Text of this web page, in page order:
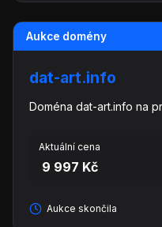
Aukce domény
dat-art.info
Doména dat-art.info na
Aktuální cena
9 997 Kč
Aukce skončila